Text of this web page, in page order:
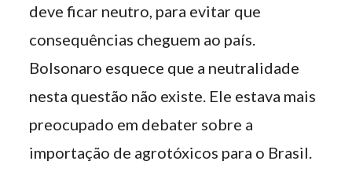
deve ficar neutro, para evitar que
consequências cheguem ao país.
Bolsonaro esquece que a neutralidade
nesta questão não existe. Ele estava mais
preocupado em debater sobre a
importação de agrotóxicos para o Brasil.